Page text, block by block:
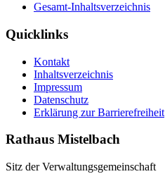
Gesamt-Inhaltsverzeichnis
Quicklinks
Kontakt
Inhaltsverzeichnis
Impressum
Datenschutz
Erklärung zur Barrierefreiheit
Rathaus Mistelbach
Sitz der Verwaltungsgemeinschaft